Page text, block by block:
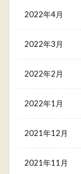
2022年4月
2022年3月
2022年2月
2022年1月
2021年12月
2021年11月